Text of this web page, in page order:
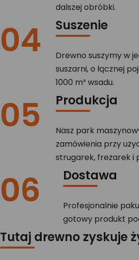
dalszej obróbki.
04 Suszenie
Drewno suszymy w
suszarni, o łącznej
1000 m³ wsadu.
05 Produkcja
Nasz park
zamówienia przy
strugarek, frezarek i
06 Dostawa
Profesjonalnie
gotowy produkt
Tutaj drewno zyskuje